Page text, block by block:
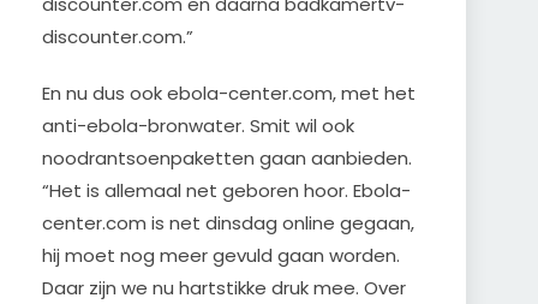
discounter.com.”
En nu dus ook ebola-center.com, met het
anti-ebola-bronwater. Smit wil ook
noodrantsoenpaketten gaan aanbieden.
“Het is allemaal net geboren hoor. Ebola-
center.com is net dinsdag online gegaan,
hij moet nog meer gevuld gaan worden.
Daar zijn we nu hartstikke druk mee. Over